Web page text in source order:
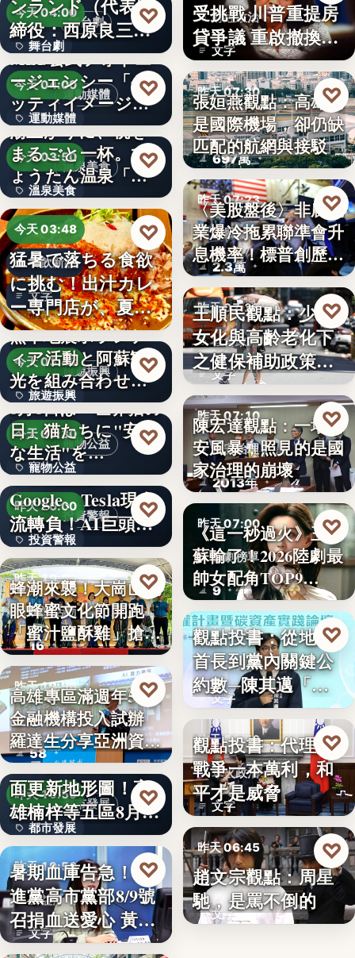
舞台劇
今天 04:00
舞台劇
文字
ンランド（代表取
締役：西原良三）
特別協賛…
♡
運動媒體
今天 04:00
運動媒體
2,430
MLB公式フォトエ
ージェンシー「ゲ
ッティイメージ
ズ」五十…
♡
溫泉美食
今天 03:50
溫泉美食
14年
湯上がりに、桃を
まるごと一杯。ひ
ょうたん温泉「飲
泉堂」、…
♡
今天 03:48
餐飲新品
文字
猛暑で落ちる食欲
に挑む！出汁カレ
ー専門店が、夏限
定「無限…
♡
旅遊振興
今天 03:48
旅遊振興
2
熊本地震ボランテ
ィア活動と阿蘇観
光を組み合わせた
「ボラン…
♡
寵物公益
今天 03:30
寵物公益
8%
8月8日は「世界猫の
日」猫たちに"安全
な生活"を…
♡
投資警報
昨天 20:00
投資警報
文字
下班國際線》
Google、Tesla現金
流轉負！AI巨頭…
♡
昨天 19:59
農業活動
16
蜂潮來襲！大崗山龍
眼蜂蜜文化節開跑
「蜜汁鹽酥雞」搶先
爆…
♡
昨天 19:56
金融政策
58
高雄專區滿週年58家
金融機構投入試辦
羅達生分享亞洲資
產…
♡
都市發展
昨天 19:55
都市發展
文字
二十多年來首次全
面更新地形圖！高
雄楠梓等五區8月20
日上…
♡
昨天 19:53
公益活動
文字
暑期血庫告急！民
進黨高市黨部8/9號
召捐血送愛心 黃
捷、…
♡
財經政治
文字
受挑戰 川普重提房
貸爭議 重啟撤換庫
克程…
昨天 07:30
航空政策
697萬
張姮燕觀點：高雄已
是國際機場，卻仍缺
匹配的航網與接駁
♡
昨天 07:23
美股財經
2.3萬
〈美股盤後〉非農就
業爆冷拖累聯準會升
息機率！標普創歷史
新…
♡
昨天 07:20
社會政策
文字
王順民觀點：少子
女化與高齡老化下
之健保補助政策的
解構、重…
♡
昨天 07:10
食安治理
2013年
陳宏達觀點：一場食
安風暴，照見的是國
家治理的崩壞
♡
昨天 07:00
影劇榜單
9
《這一秒過火》王籽
蘇輸了！2026陸劇最
帥女配角TOP9…
♡
昨天 07:00
政治分析
文字
觀點投書：從地方
首長到黨內關鍵公
約數─陳其邁「被
組閣」背…
♡
昨天 06:50
軍火政治
文字
觀點投書：代理人
戰爭一本萬利，和
平才是威脅
♡
昨天 06:45
文化評論
文字
趙文宗觀點：周星
馳，是罵不倒的
♡